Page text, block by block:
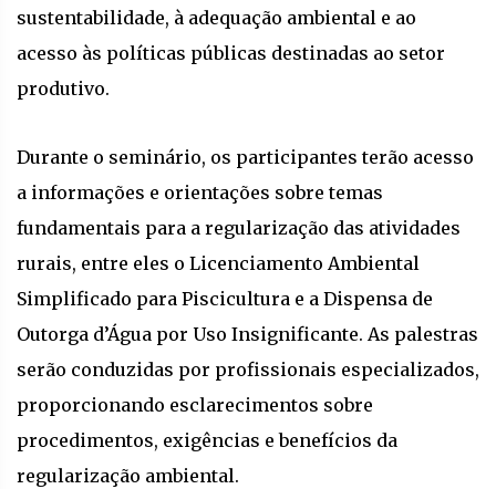
sustentabilidade, à adequação ambiental e ao
acesso às políticas públicas destinadas ao setor
produtivo.
Durante o seminário, os participantes terão acesso
a informações e orientações sobre temas
fundamentais para a regularização das atividades
rurais, entre eles o Licenciamento Ambiental
Simplificado para Piscicultura e a Dispensa de
Outorga d’Água por Uso Insignificante. As palestras
serão conduzidas por profissionais especializados,
proporcionando esclarecimentos sobre
procedimentos, exigências e benefícios da
regularização ambiental.